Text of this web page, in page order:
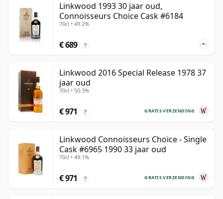
Linkwood 1993 30 jaar oud,
Connoisseurs Choice Cask #6184
70cl • 49.2%
€ 689 ?
Linkwood 2016 Special Release 1978 37
jaar oud
70cl • 50.3%
GRATIS VERZENDING
€ 971 ?
Linkwood Connoisseurs Choice - Single
Cask #6965 1990 33 jaar oud
70cl • 49.1%
GRATIS VERZENDING
€ 971 ?